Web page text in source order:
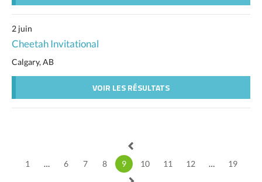
2 juin
Cheetah Invitational
Calgary, AB
VOIR LES RÉSULTATS
1 … 6 7 8 9 10 11 12 … 19